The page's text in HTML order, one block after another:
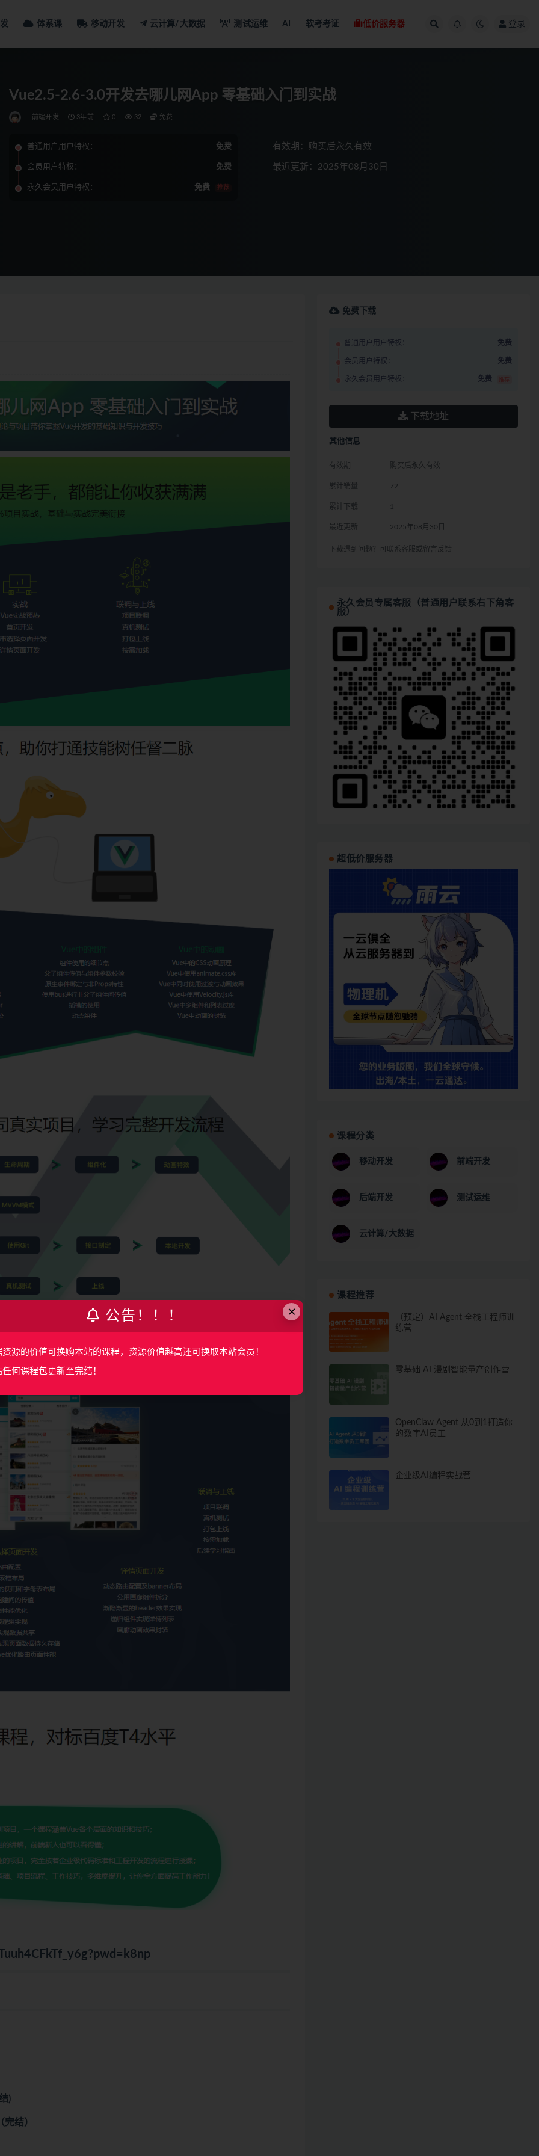
体系课 移动开发 云计算/大数据 测试运维 AI 软考考证 低价服务器 登录
Vue2.5-2.6-3.0开发去哪儿网App 零基础入门到实战
前端开发 3年前 0 32 免费
普通用户用户特权： 免费
会员用户特权： 免费
永久会员用户特权： 免费 推荐
有效期：购买后永久有效
最近更新：2025年08月30日
)
结）
免费下载
普通用户用户特权： 免费
会员用户特权： 免费
永久会员用户特权： 免费 推荐
下载地址
其他信息
有效期 购买后永久有效
累计销量 72
累计下载 1
最近更新 2025年08月30日
下载遇到问题？可联系客服或留言反馈
永久会员专属客服（普通用户联系右下角客
服）
超低价服务器
课程分类
移动开发 前端开发
后端开发 测试运维
云计算/大数据
课程推荐
（预定）AI Agent 全栈工程师训
练营
零基础 AI 漫剧智能量产创作营
OpenClaw Agent 从0到1打造你
的数字AI员工
企业级AI编程实战营
×
公告！！！
资源的价值可换购本站的课程，资源价值越高还可换取本站会员！
任何课程包更新至完结！